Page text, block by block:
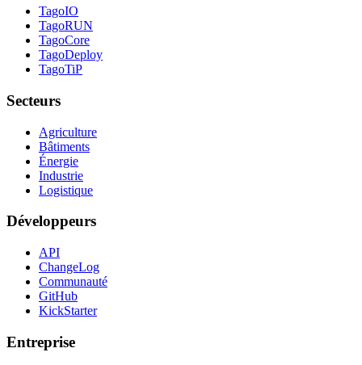
TagoIO
TagoRUN
TagoCore
TagoDeploy
TagoTiP
Secteurs
Agriculture
Bâtiments
Énergie
Industrie
Logistique
Développeurs
API
ChangeLog
Communauté
GitHub
KickStarter
Entreprise